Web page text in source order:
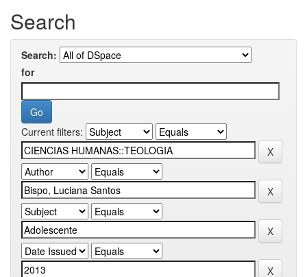
Search
Search:
for
Current filters: